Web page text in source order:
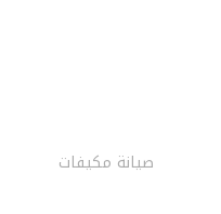
صيانة مكيفات